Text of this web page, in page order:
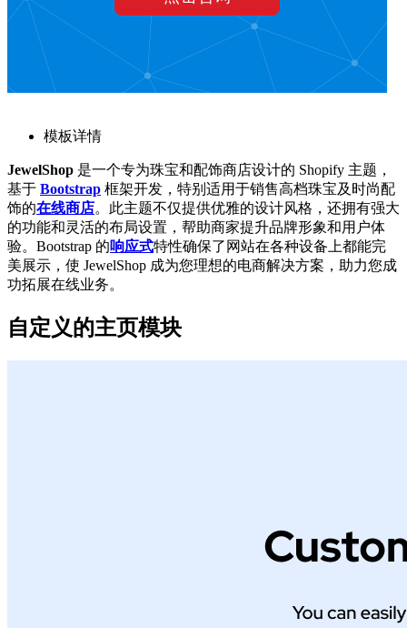
模板详情
JewelShop 是一个专为珠宝和配饰商店设计的 Shopify 主题，
基于 Bootstrap 框架开发，特别适用于销售高档珠宝及时尚配
饰的在线商店。此主题不仅提供优雅的设计风格，还拥有强大
的功能和灵活的布局设置，帮助商家提升品牌形象和用户体
验。Bootstrap 的响应式特性确保了网站在各种设备上都能完
美展示，使 JewelShop 成为您理想的电商解决方案，助力您成
功拓展在线业务。
自定义的主页模块